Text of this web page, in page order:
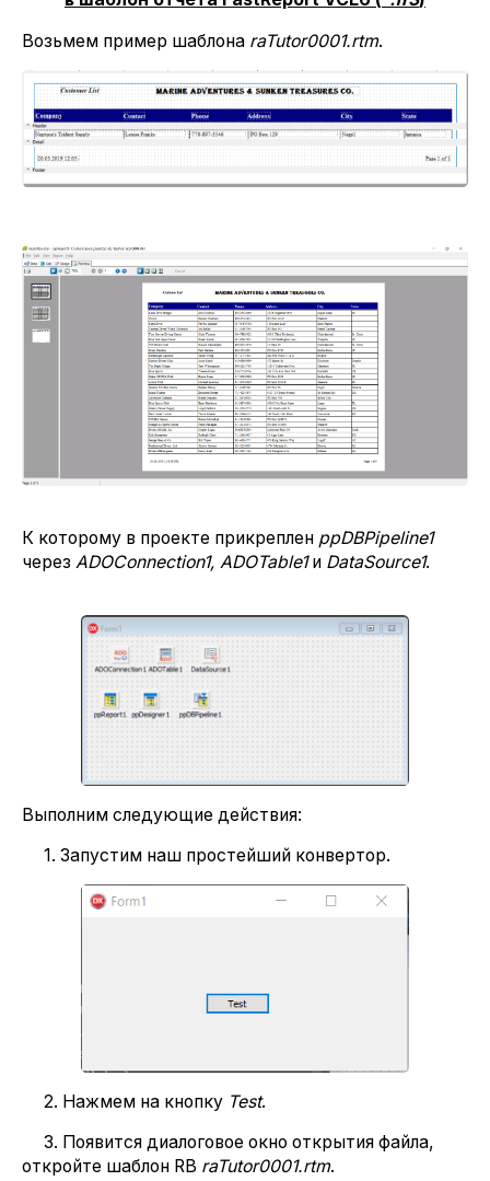
Возьмем пример шаблона raTutor0001.rtm.
К которому в проекте прикреплен ppDBPipeline1
через ADOConnection1, ADOTable1и DataSource1.
Выполним следующие действия:
1. Запустим наш простейший конвертор.
2. Нажмем на кнопку Test.
3. Появится диалоговое окно открытия файла,
откройте шаблон RB raTutor0001.rtm.